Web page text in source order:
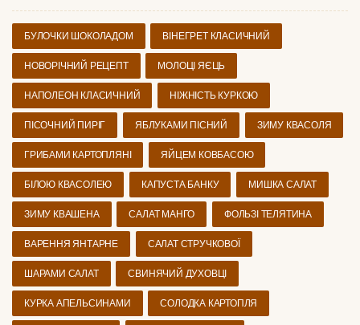
БУЛОЧКИ ШОКОЛАДОМ ВІНЕГРЕТ КЛАСИЧНИЙ
НОВОРІЧНИЙ РЕЦЕПТ МОЛОЦІ ЯЄЦЬ
НАПОЛЕОН КЛАСИЧНИЙ НІЖНІСТЬ КУРКОЮ
ПІСОЧНИЙ ПИРІГ ЯБЛУКАМИ ПІСНИЙ ЗИМУ КВАСОЛЯ
ГРИБАМИ КАРТОПЛЯНІ ЯЙЦЕМ КОВБАСОЮ
БІЛОЮ КВАСОЛЕЮ КАПУСТА БАНКУ МИШКА САЛАТ
ЗИМУ КВАШЕНА САЛАТ МАНГО ФОЛЬЗІ ТЕЛЯТИНА
ВАРЕННЯ ЯНТАРНЕ САЛАТ СТРУЧКОВОЇ
ШАРАМИ САЛАТ СВИНЯЧИЙ ДУХОВЦІ
КУРКА АПЕЛЬСИНАМИ СОЛОДКА КАРТОПЛЯ